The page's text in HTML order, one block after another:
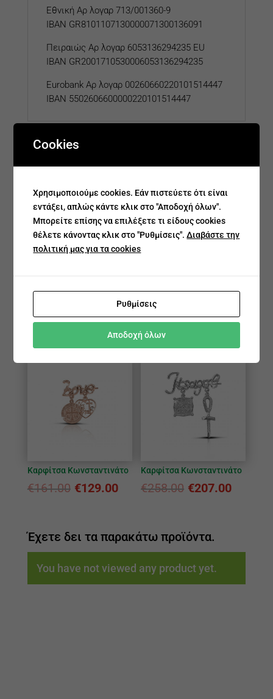
Εθνική Αρ λογαρ 713/001360-9
IBAN GR8101107130000071300136091
Πειραιώς Αρ λογαρ 6053136294235 EU
IBAN GR2001710530006053136294235
Eurobank Αρ λογαρ00260660220101514447
IBAN 5502606600000220101514447
Related products
Παραμάνα Κωνσταντινάτο
€150.00 €120.00
Παραμάνα Κωνσταντινάτο
€223.00 €179.00
Καρφίτσα Κωνσταντινάτο
€161.00 €129.00
Καρφίτσα Κωνσταντινάτο
€258.00 €207.00
Έχετε δει τα παρακάτω προϊόντα.
You have not viewed any product yet.
Cookies
Χρησιμοποιούμε cookies. Εάν πιστεύετε ότι είναι
εντάξει, απλώς κάντε κλικ στο "Αποδοχή όλων".
Μπορείτε επίσης να επιλέξετε τι είδους cookies
θέλετε κάνοντας κλικ στο "Ρυθμίσεις".Διαβάστε την
πολιτική μας για τα cookies
Ρυθμίσεις
Αποδοχή όλων